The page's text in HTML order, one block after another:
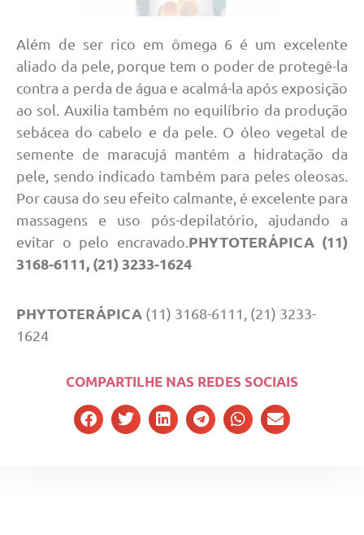
Além de ser rico em ômega 6 é um excelente
aliado da pele, porque tem o poder de protegê-la
contra a perda de água e acalmá-la após exposição
ao sol. Auxilia também no equilíbrio da produção
sebácea do cabelo e da pele. O óleo vegetal de
semente de maracujá mantém a hidratação da
pele, sendo indicado também para peles oleosas.
Por causa do seu efeito calmante, é excelente para
massagens e uso pós-depilatório, ajudando a
evitar o pelo encravado. PHYTOTERÁPICA (11)
3168-6111, (21) 3233-1624
PHYTOTERÁPICA (11) 3168-6111, (21) 3233-
1624
COMPARTILHE NAS REDES SOCIAIS